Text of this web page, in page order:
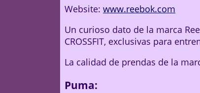
Website: www.reebok.com
Un curioso dato de la marca
CROSSFIT, exclusivas para
La calidad de prendas de la
Puma: